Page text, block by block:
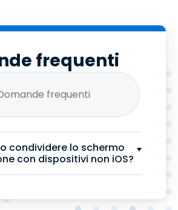
frequenti
condividere lo schermo
con dispositivi non iOS?